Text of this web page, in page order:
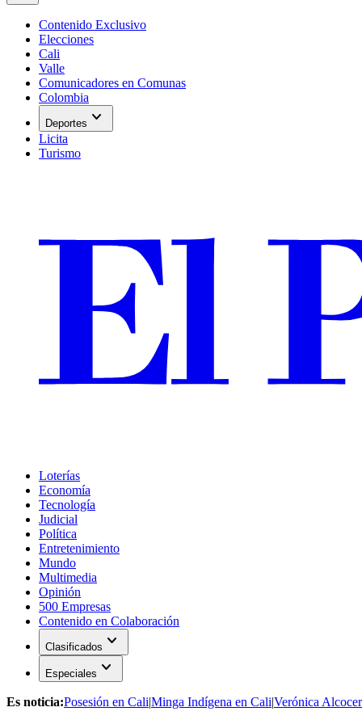
Contenido Exclusivo
Elecciones
Cali
Valle
Comunicadores en Comunas
Colombia
Deportes expand_more
Licita
Turismo
Loterías
Economía
Tecnología
Judicial
Política
Entretenimiento
Mundo
Multimedia
Opinión
500 Empresas
Contenido en Colaboración
Clasificados expand_more
Especiales expand_more
Es noticia:Posesión en Cali|Minga Indígena en Cali|Verónica Alcocer